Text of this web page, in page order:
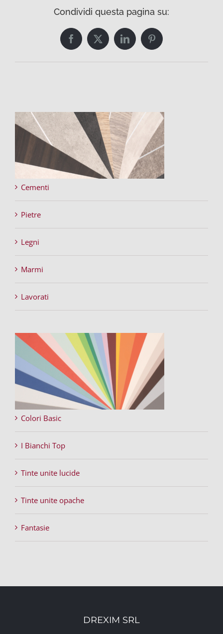
Condividi questa pagina su:
FacebookTwitterLinkedInPinterest
Cementi
Pietre
Legni
Marmi
Lavorati
Colori Basic
I Bianchi Top
Tinte unite lucide
Tinte unite opache
Fantasie
DREXIM SRL